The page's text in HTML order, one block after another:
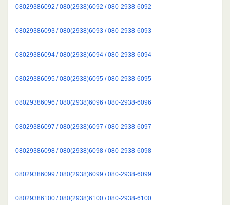
08029386092 / 080(2938)6092 / 080-2938-6092
08029386093 / 080(2938)6093 / 080-2938-6093
08029386094 / 080(2938)6094 / 080-2938-6094
08029386095 / 080(2938)6095 / 080-2938-6095
08029386096 / 080(2938)6096 / 080-2938-6096
08029386097 / 080(2938)6097 / 080-2938-6097
08029386098 / 080(2938)6098 / 080-2938-6098
08029386099 / 080(2938)6099 / 080-2938-6099
08029386100 / 080(2938)6100 / 080-2938-6100